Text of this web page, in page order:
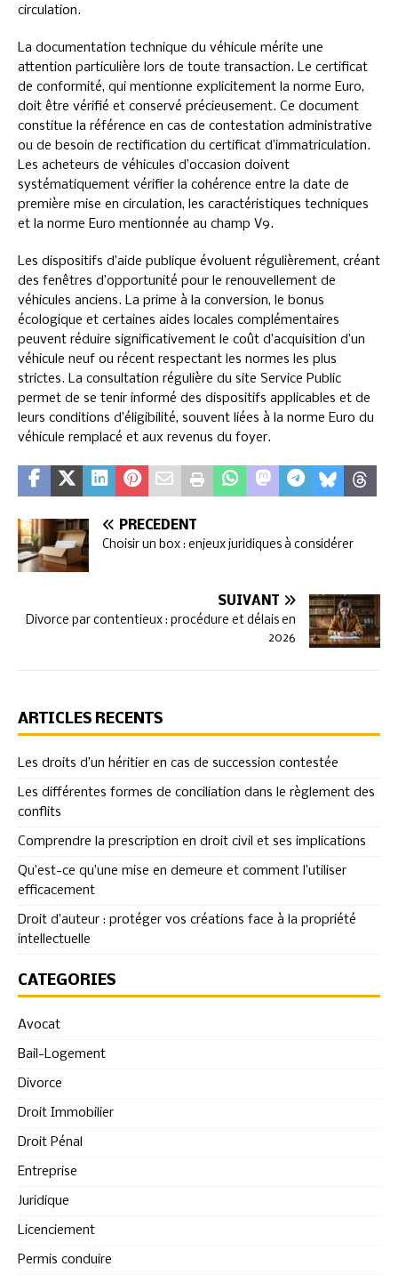
circulation.
La documentation technique du véhicule mérite une
attention particulière lors de toute transaction. Le certificat
de conformité, qui mentionne explicitement la norme Euro,
doit être vérifié et conservé précieusement. Ce document
constitue la référence en cas de contestation administrative
ou de besoin de rectification du certificat d’immatriculation.
Les acheteurs de véhicules d’occasion doivent
systématiquement vérifier la cohérence entre la date de
première mise en circulation, les caractéristiques techniques
et la norme Euro mentionnée au champ V9.
Les dispositifs d’aide publique évoluent régulièrement, créant
des fenêtres d’opportunité pour le renouvellement de
véhicules anciens. La prime à la conversion, le bonus
écologique et certaines aides locales complémentaires
peuvent réduire significativement le coût d’acquisition d’un
véhicule neuf ou récent respectant les normes les plus
strictes. La consultation régulière du site Service Public
permet de se tenir informé des dispositifs applicables et de
leurs conditions d’éligibilité, souvent liées à la norme Euro du
véhicule remplacé et aux revenus du foyer.
PRÉCÉDENT
Choisir un box : enjeux juridiques à considérer
SUIVANT
Divorce par contentieux : procédure et délais en
2026
ARTICLES RÉCENTS
Les droits d’un héritier en cas de succession contestée
Les différentes formes de conciliation dans le règlement des
conflits
Comprendre la prescription en droit civil et ses implications
Qu’est-ce qu’une mise en demeure et comment l’utiliser
efficacement
Droit d’auteur : protéger vos créations face à la propriété
intellectuelle
CATÉGORIES
Avocat
Bail-Logement
Divorce
Droit Immobilier
Droit Pénal
Entreprise
Juridique
Licenciement
Permis conduire